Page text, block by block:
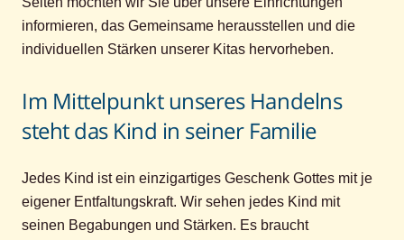
informieren, das Gemeinsame herausstellen und die
individuellen Stärken unserer Kitas hervorheben.
Im Mittelpunkt unseres Handelns
steht das Kind in seiner Familie
Jedes Kind ist ein einzigartiges Geschenk Gottes mit je
eigener Entfaltungskraft. Wir sehen jedes Kind mit
seinen Begabungen und Stärken. Es braucht